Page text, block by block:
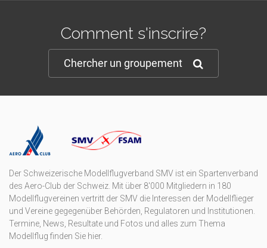
Comment s'inscrire?
Chercher un groupement
Der Schweizerische Modellflugverband SMV ist ein Spartenverband
des Aero-Club der Schweiz. Mit über 8'000 Mitgliedern in 180
Modellflugvereinen vertritt der SMV die Interessen der Modellflieger
und Vereine gegegenüber Behörden, Regulatoren und Institutionen.
Termine, News, Resultate und Fotos und alles zum Thema
Modellflug finden Sie hier.